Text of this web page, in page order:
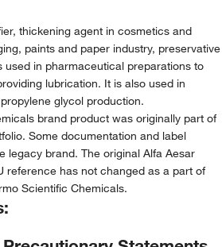
thickening agent in cosmetics and
paints and paper industry, preservative
used in pharmaceutical preparations to
lubrication. It is also used in
glycol production.
brand product was originally part of
Some documentation and label
legacy brand. The original Alfa Aesar
reference has not changed as a part of
Scientific Chemicals.